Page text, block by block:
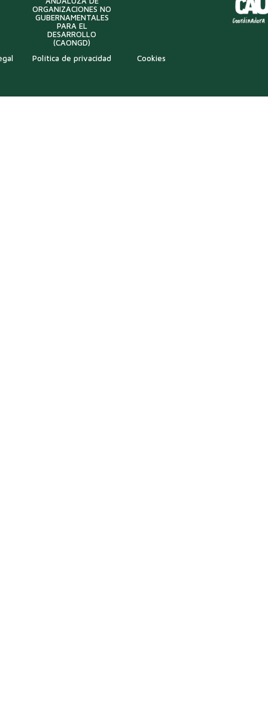
ORGANIZACIONES NO
GUBERNAMENTALES
PARA EL
DESARROLLO
(CAONGD)
Política de privacidad Cookies